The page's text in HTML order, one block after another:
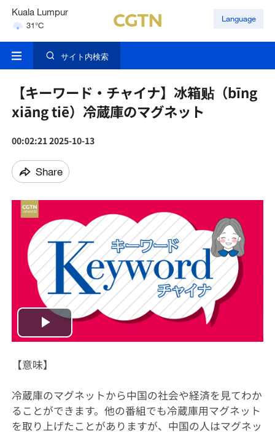
Kuala Lumpur
31°C
Singapore
Language
サイト内検索
【キーワード・チャイナ】冰箱贴（bīng
xiāng tiē‌）冷蔵庫のマグネット
00:02:21 2025-10-13
Share
Play
Video
【意味】
冷蔵庫のマグネットから中国の社会や経済を見てわか
ることができます。他の番組でも冷蔵庫用マグネット
を取り上げたことがありますが、中国の人はマグネッ